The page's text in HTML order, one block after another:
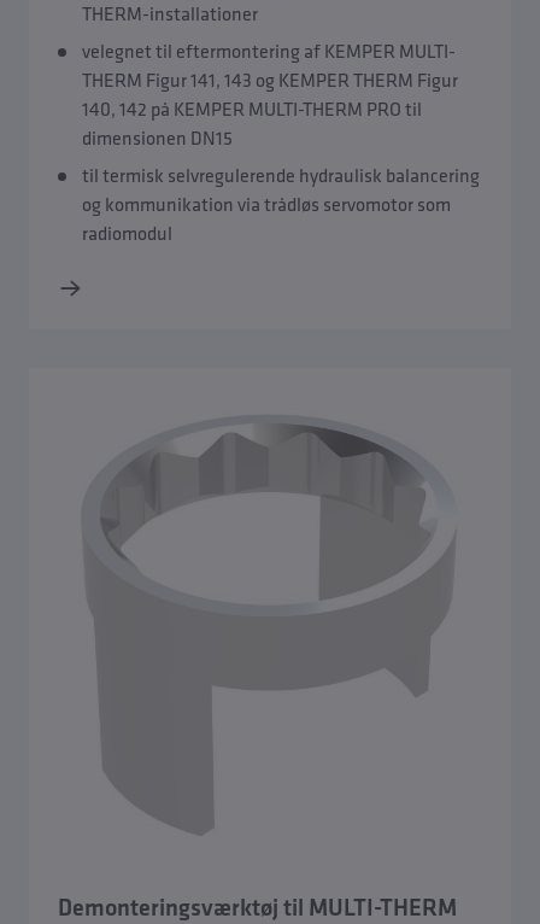
THERM-installationer
velegnet til eftermontering af KEMPER MULTI-
THERM Figur 141, 143 og KEMPER THERM Figur
140, 142 på KEMPER MULTI-THERM PRO til
dimensionen DN15
til termisk selvregulerende hydraulisk balancering
og kommunikation via trådløs servomotor som
radiomodul
Demonteringsværktøj til MULTI-THERM